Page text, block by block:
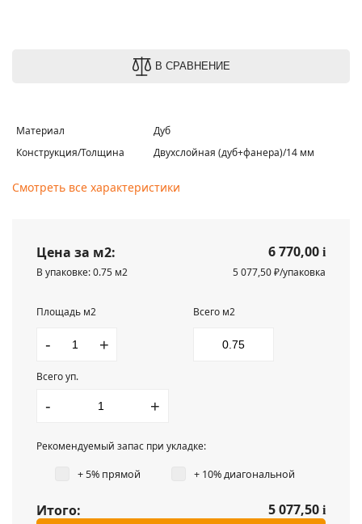
В СРАВНЕНИЕ
Материал
Дуб
Конструкция/Толщина
Двухслойная (дуб+фанера)/14 мм
Смотреть все характеристики
Цена за м2: 6 770,00 i
В упаковке: 0.75 м2
5 077,50 ₽/упаковка
Площадь м2
- +
Всего м2
Всего уп.
- +
Рекомендуемый запас при укладке:
+ 5% прямой + 10% диагональной
Итого: 5 077,50 i